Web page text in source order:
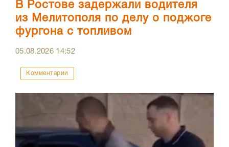
В Ростове задержали водителя
из Мелитополя по делу о поджоге
фургона с топливом
05.08.2026 14:52
Комментарии